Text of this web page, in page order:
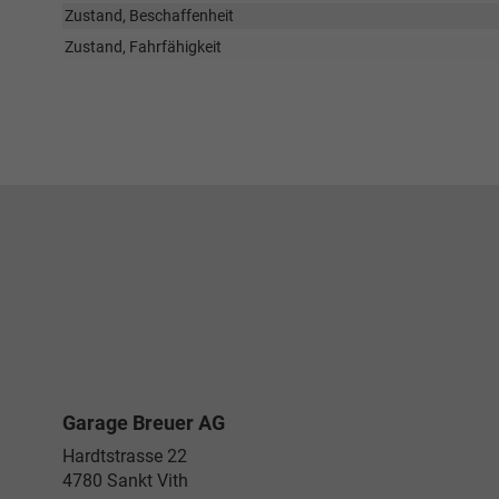
Zustand, Beschaffenheit
Zustand, Fahrfähigkeit
Garage Breuer AG
Hardtstrasse 22
4780 Sankt Vith